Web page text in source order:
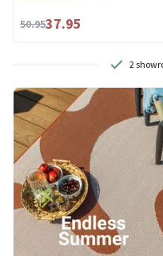
50.9537.95
2